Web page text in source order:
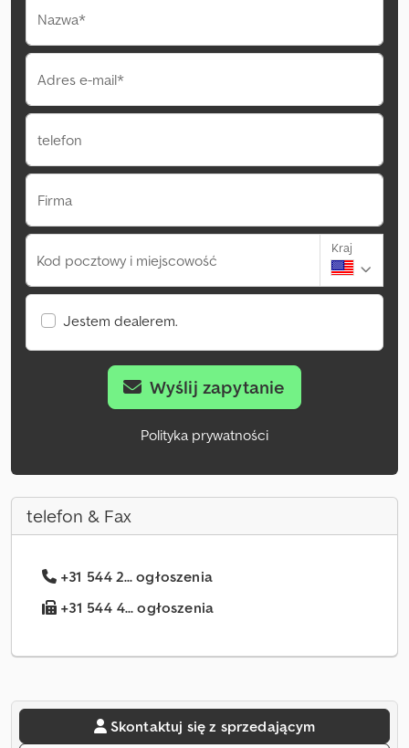
Nazwa*
Adres e-mail*
telefon
Firma
Kod pocztowy i miejscowość
Kraj
Jestem dealerem.
Wyślij zapytanie
Polityka prywatności
telefon & Fax
+31 544 2... ogłoszenia
+31 544 4... ogłoszenia
Skontaktuj się z sprzedającym